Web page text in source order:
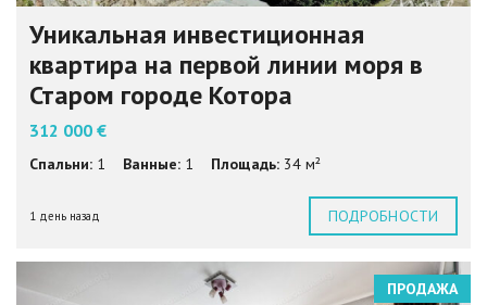
Уникальная инвестиционная
квартира на первой линии моря в
Старом городе Котора
312 000 €
Спальни: 1 Ванные: 1 Площадь: 34 м²
1 день назад ПОДРОБНОСТИ
ПРОДАЖА